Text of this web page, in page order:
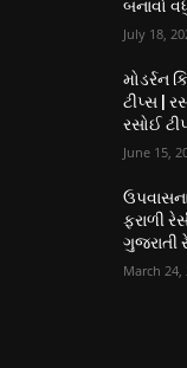
બનાવો
July 18,
મોડર્રન
ટીપ્સ |
રસોઈ
June 15,
ફરાળી
ગુજરાતી
March 24,